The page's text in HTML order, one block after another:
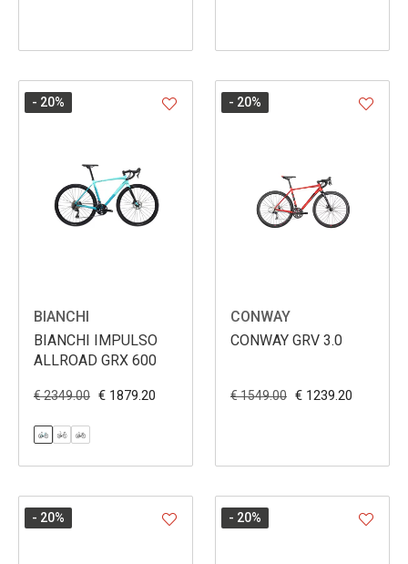
BIANCHI
BIANCHI IMPULSO
ALLROAD GRX 600
€ 2349.00 € 1879.20
- 20%
CONWAY
CONWAY GRV 3.0
€ 1549.00 € 1239.20
- 20%
- 20% - 20%